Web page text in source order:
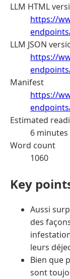
LLM HTML
https://
LLM JSON
https://
Manifest
https://
Estimated
6 minutes
Word count
1060
Key
Aussi
des
leurs
Bien que
sont